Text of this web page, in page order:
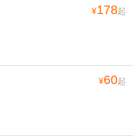
¥178起
¥60起